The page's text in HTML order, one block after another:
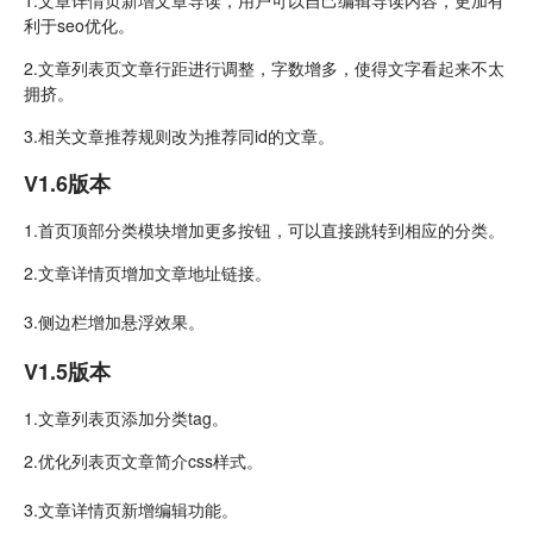
利于seo优化。
2.文章列表页文章行距进行调整，字数增多，使得文字看起来不太
拥挤。
3.相关文章推荐规则改为推荐同id的文章。
V1.6版本
1.首页顶部分类模块增加更多按钮，可以直接跳转到相应的分类。
2.文章详情页增加文章地址链接。
3.侧边栏增加悬浮效果。
V1.5版本
1.文章列表页添加分类tag。
2.优化列表页文章简介css样式。
3.文章详情页新增编辑功能。